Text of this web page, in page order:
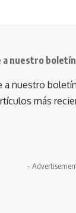
a nuestro boletín
a nuestro
más
-